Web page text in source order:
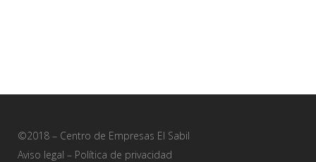
©2018 – Centro de Empresas El Sabil
Aviso legal – Política de privacidad